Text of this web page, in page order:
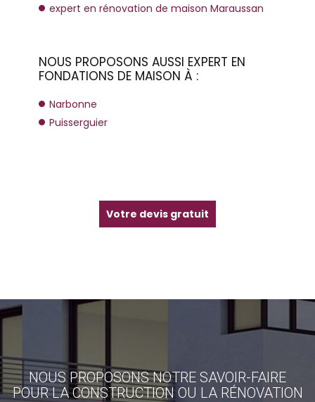
expert en rénovation de maison Maraussan
NOUS PROPOSONS AUSSI EXPERT EN
FONDATIONS DE MAISON À :
Narbonne
Puisserguier
Votre devis gratuit
NOUS PROPOSONS NOTRE SAVOIR-FAIRE
POUR LA CONSTRUCTION OU LA RÉNOVATION